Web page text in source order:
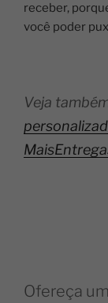
receber,
você poder
Veja
Ofereça